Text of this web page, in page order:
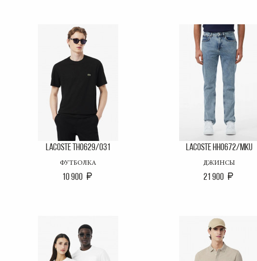
LACOSTE TH0629/031
ФУТБОЛКА
10 900
LACOSTE HH0672/MKU
ДЖИНСЫ
21 900